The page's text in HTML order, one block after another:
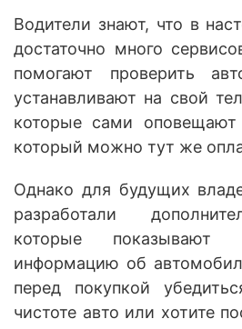
Водители знают, что в
достаточно много
помогают проверить
устанавливают на свой
которые сами
который можно тут же
Однако для будущих
разработали
которые показывают
информацию об
перед покупкой
чистоте авто или хотите